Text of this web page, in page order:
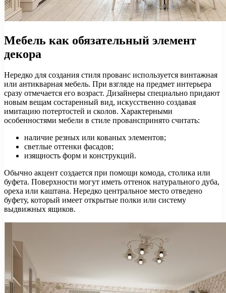
Мебель как обязательный элемент
декора
Нередко для создания стиля прованс используется винтажная
или антикварная мебель. При взгляде на предмет интерьера
сразу отмечается его возраст. Дизайнеры специально придают
новым вещам состаренный вид, искусственно создавая
имитацию потертостей и сколов. Характерными
особенностями мебели в стиле прованспринято считать:
наличие резных или кованых элементов;
светлые оттенки фасадов;
изящность форм и конструкций.
Обычно акцент создается при помощи комода, столика или
буфета. Поверхности могут иметь оттенок натурального дуба,
ореха или каштана. Нередко центральное место отведено
буфету, который имеет открытые полки или систему
выдвижных ящиков.